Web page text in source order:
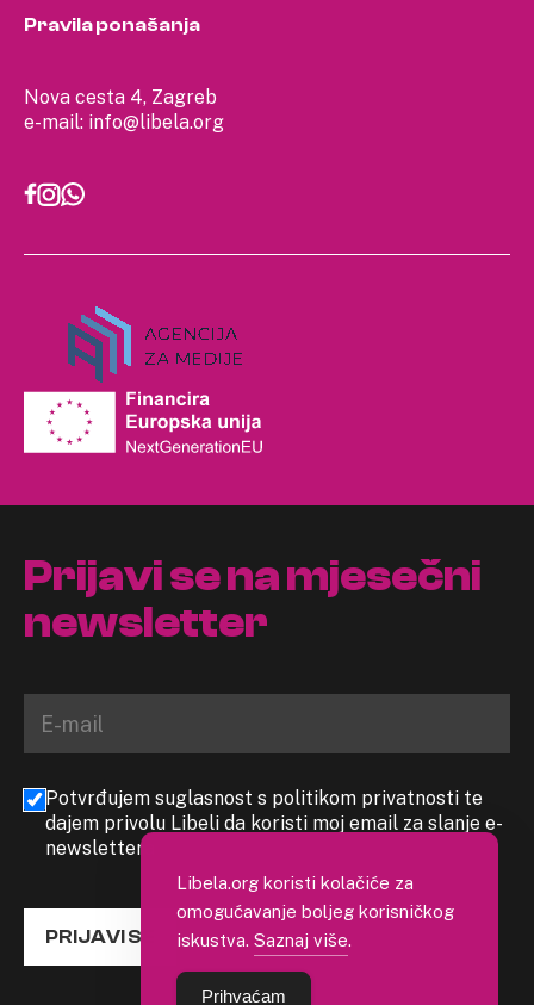
Nova cesta 4, Zagreb
e-mail: info@libela.org
Pravila ponašanja
Prijavi se na mjesečni
newsletter
Potvrđujem suglasnost s politikom privatnosti te
dajem privolu Libeli da koristi moj email za slanje e-
newslettera
PRIJAVI SE
Libela.org koristi kolačiće za
omogućavanje boljeg korisničkog
iskustva. Saznaj više.
Prihvaćam